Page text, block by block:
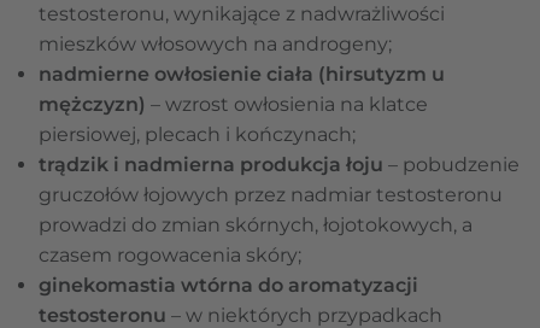
testosteronu, wynikające z nadwrażliwości
mieszków włosowych na androgeny;
nadmierne owłosienie ciała (hirsutyzm u
mężczyzn) – wzrost owłosienia na klatce
piersiowej, plecach i kończynach;
trądzik i nadmierna produkcja łoju – pobudzenie
gruczołów łojowych przez nadmiar testosteronu
prowadzi do zmian skórnych, łojotokowych, a
czasem rogowacenia skóry;
ginekomastia wtórna do aromatyzacji
testosteronu – w niektórych przypadkach